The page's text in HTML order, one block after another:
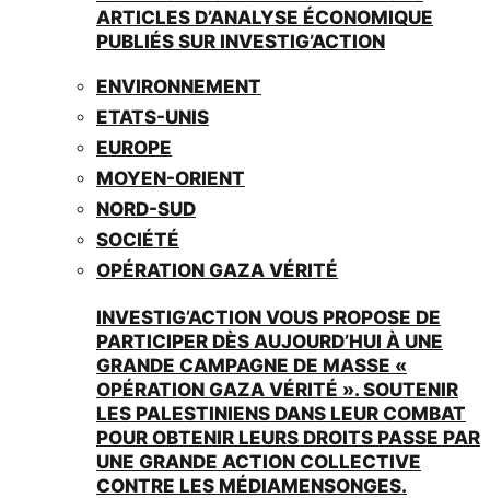
ARTICLES D’ANALYSE ÉCONOMIQUE
PUBLIÉS SUR INVESTIG’ACTION
ENVIRONNEMENT
ETATS-UNIS
EUROPE
MOYEN-ORIENT
NORD-SUD
SOCIÉTÉ
OPÉRATION GAZA VÉRITÉ
INVESTIG’ACTION VOUS PROPOSE DE
PARTICIPER DÈS AUJOURD’HUI À UNE
GRANDE CAMPAGNE DE MASSE «
OPÉRATION GAZA VÉRITÉ ». SOUTENIR
LES PALESTINIENS DANS LEUR COMBAT
POUR OBTENIR LEURS DROITS PASSE PAR
UNE GRANDE ACTION COLLECTIVE
CONTRE LES MÉDIAMENSONGES.